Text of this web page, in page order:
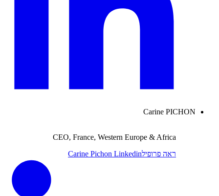
Carine PICHON
CEO, France, Western Europe & Africa
ראה פרופילCarine Pichon Linkedin